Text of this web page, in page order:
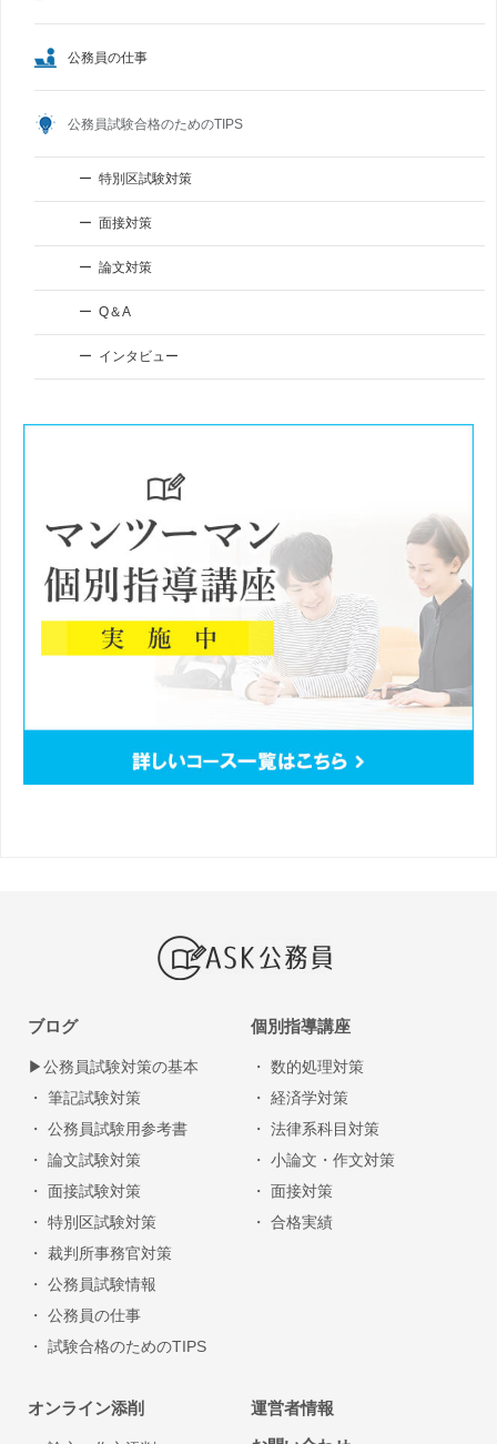
公務員の仕事
公務員試験合格のためのTIPS
特別区試験対策
面接対策
論文対策
Q＆A
インタビュー
ブログ
▶︎公務員試験対策の基本
・ 筆記試験対策
・ 公務員試験用参考書
・ 論文試験対策
・ 面接試験対策
・ 特別区試験対策
・ 裁判所事務官対策
・ 公務員試験情報
・ 公務員の仕事
・ 試験合格のためのTIPS
個別指導講座
・ 数的処理対策
・ 経済学対策
・ 法律系科目対策
・ 小論文・作文対策
・ 面接対策
・ 合格実績
オンライン添削
運営者情報